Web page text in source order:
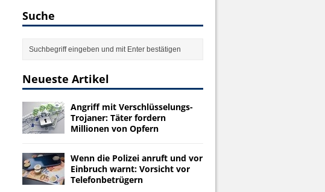
Suche
Neueste Artikel
Angriff mit Verschlüsselungs-
Trojaner: Täter fordern
Millionen von Opfern
Wenn die Polizei anruft und vor
Einbruch warnt: Vorsicht vor
Telefonbetrügern